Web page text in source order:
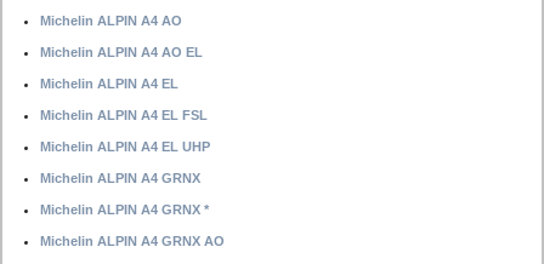
Michelin ALPIN A4 AO
Michelin ALPIN A4 AO EL
Michelin ALPIN A4 EL
Michelin ALPIN A4 EL FSL
Michelin ALPIN A4 EL UHP
Michelin ALPIN A4 GRNX
Michelin ALPIN A4 GRNX *
Michelin ALPIN A4 GRNX AO